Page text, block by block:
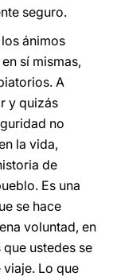
seguro.
ánimos
sí mismas,
A
y quizás
no
la vida,
de
Es una
se hace
voluntad, en
ustedes se
Lo que